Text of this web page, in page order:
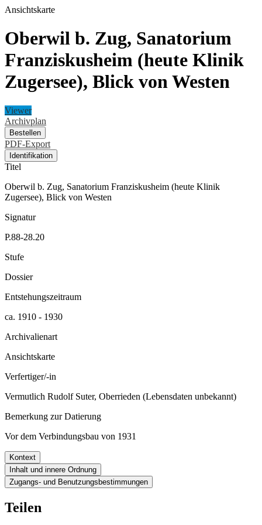
Ansichtskarte
Oberwil b. Zug, Sanatorium
Franziskusheim (heute Klinik
Zugersee), Blick von Westen
Viewer
Archivplan
Bestellen
PDF-Export
Identifikation
Titel
Oberwil b. Zug, Sanatorium Franziskusheim (heute Klinik
Zugersee), Blick von Westen
Signatur
P.88-28.20
Stufe
Dossier
Entstehungszeitraum
ca. 1910 - 1930
Archivalienart
Ansichtskarte
Verfertiger/-in
Vermutlich Rudolf Suter, Oberrieden (Lebensdaten unbekannt)
Bemerkung zur Datierung
Vor dem Verbindungsbau von 1931
Kontext
Inhalt und innere Ordnung
Zugangs- und Benutzungsbestimmungen
Teilen